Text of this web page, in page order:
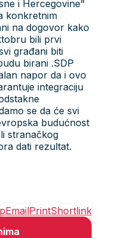
i Hercegovine"
konkretnim
na dogovor kako
bili prvi
građani biti
birani .SDP
napor da i ovo
integraciju
se da će svi
budućnost
stranačkog
dati rezultat.
EmailPrintShortlink